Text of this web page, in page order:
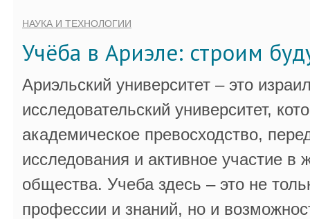
НАУКА И ТЕХНОЛОГИИ
Учёба в Ариэле: строим
Ариэльский университет – это
исследовательский университет,
академическое превосходство,
исследования и активное участие в
общества. Учеба здесь – это не
профессии и знаний, но и